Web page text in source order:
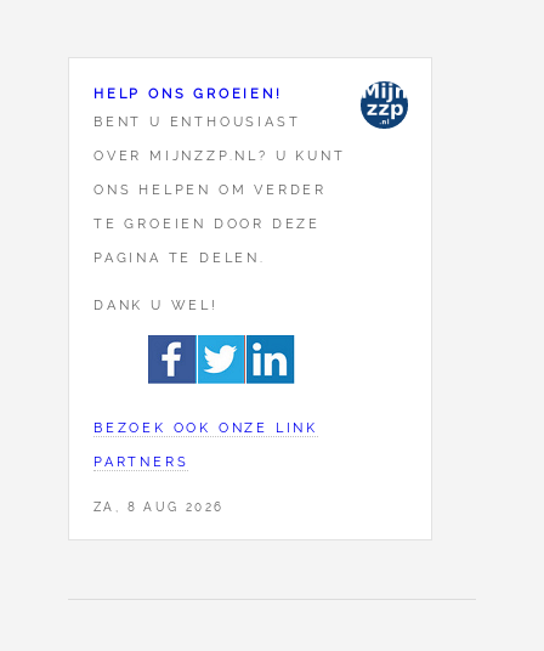
HELP ONS GROEIEN!
BENT U ENTHOUSIAST
OVER MIJNZZP.NL? U KUNT
ONS HELPEN OM VERDER
TE GROEIEN DOOR DEZE
PAGINA TE DELEN.
DANK U WEL!
BEZOEK OOK ONZE LINK
PARTNERS
ZA, 8 AUG 2026